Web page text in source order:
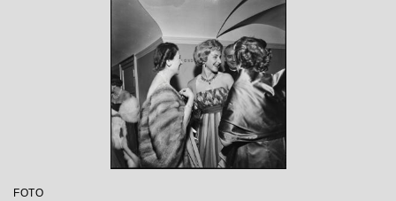
FOTO